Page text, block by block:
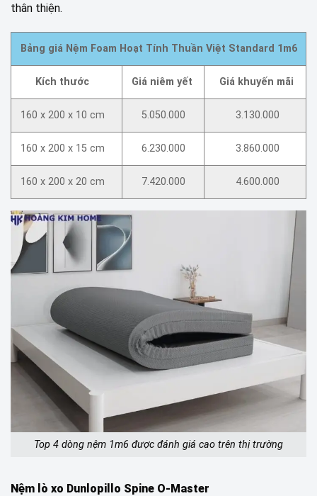
thân thiện.
Bảng giá Nệm Foam Hoạt Tính Thuần Việt Standard 1m6
Kích thước Giá niêm yết Giá khuyến mãi
160 x 200 x 10 cm 5.050.000 3.130.000
160 x 200 x 15 cm 6.230.000 3.860.000
160 x 200 x 20 cm 7.420.000 4.600.000
Top 4 dòng nệm 1m6 được đánh giá cao trên thị trường
Nệm lò xo Dunlopillo Spine O-Master